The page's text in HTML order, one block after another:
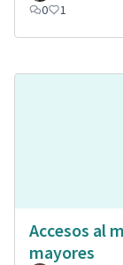
0
1
Accesos al
mayores